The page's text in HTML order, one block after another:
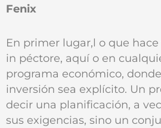
Fenix
En primer lugar,l o que
in péctore, aquí o en
programa económico,
inversión sea explícito. Un
decir una planificación, a
sus exigencias, sino un